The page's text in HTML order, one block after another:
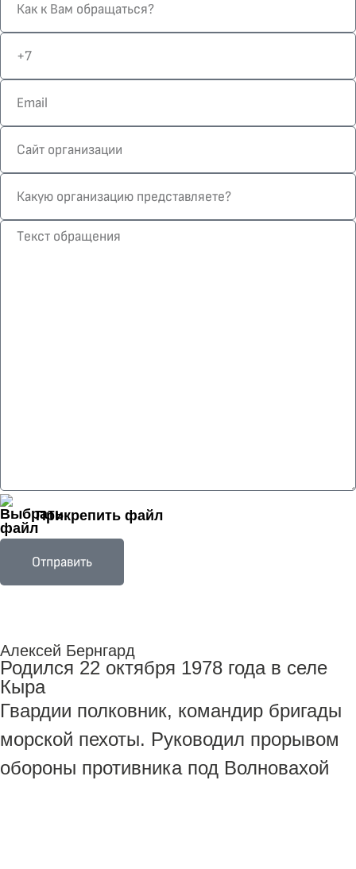
Прикрепить файл
Отправить
Алексей Бернгард
Родился 22 октября 1978 года в селе
Кыра
Гвардии полковник, командир бригады
морской пехоты. Руководил прорывом
обороны противника под Волновахой